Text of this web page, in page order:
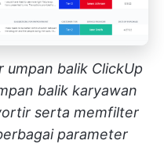
umpan balik ClickUp
balik karyawan
serta memfilter
parameter